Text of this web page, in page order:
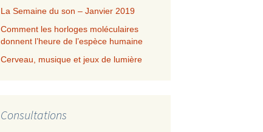
La Semaine du son – Janvier 2019
Comment les horloges moléculaires
donnent l’heure de l’espèce humaine
Cerveau, musique et jeux de lumière
Consultations